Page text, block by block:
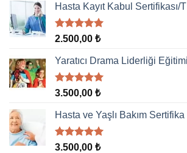
Hasta Kayıt Kabul Sertifikası/
5 üzerinden
aldı
2.500,00 ₺
Yaratıcı Drama Liderliği
5 üzerinden
aldı
3.500,00 ₺
Hasta ve Yaşlı Bakım Sertifika
5 üzerinden
3.500,00 ₺